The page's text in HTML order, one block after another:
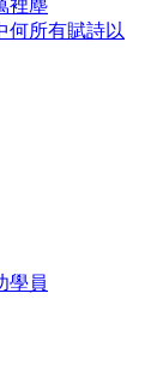
裡塵
何所有賦詩以
學員